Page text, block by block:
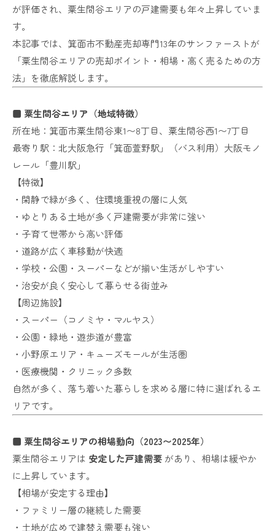
が評価され、粟生間谷エリアの戸建需要も年々上昇していま
す。
本記事では、箕面市不動産売却専門13年のサンファーストが
「粟生間谷エリアの売却ポイント・相場・高く売るための方
法」を徹底解説します。
■ 粟生間谷エリア（地域特徴）
所在地：箕面市粟生間谷東1〜8丁目、粟生間谷西1〜7丁目
最寄り駅：北大阪急行「箕面萱野駅」（バス利用）大阪モノ
レール「豊川駅」
【特徴】
・閑静で緑が多く、住環境重視の層に人気
・ゆとりある土地が多く戸建需要が非常に強い
・子育て世帯から高い評価
・道路が広く車移動が快適
・学校・公園・スーパーなどが揃い生活がしやすい
・治安が良く安心して暮らせる街並み
【周辺施設】
・スーパー（コノミヤ・マルヤス）
・公園・緑地・遊歩道が豊富
・小野原エリア・キューズモールが生活圏
・医療機関・クリニック多数
自然が多く、落ち着いた暮らしを求める層に特に選ばれるエ
リアです。
■ 粟生間谷エリアの相場動向（2023〜2025年）
粟生間谷エリアは 安定した戸建需要 があり、相場は緩やか
に上昇しています。
【相場が安定する理由】
・ファミリー層の継続した需要
・土地が広めで建替え需要も強い